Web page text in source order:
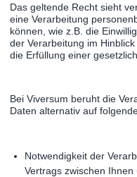
Das geltende Recht sieht
eine Verarbeitung
können, wie z.B. die
der Verarbeitung im
die Erfüllung einer
Bei Viversum beruht die
Daten alternativ auf
Notwendigkeit der
Vertrags zwischen